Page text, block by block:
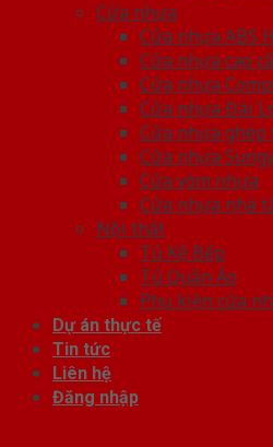
Cửa nhựa
Cửa nhựa ABS
Cửa nhựa cao
Cửa nhựa
Cửa nhựa Đài
Cửa nhựa ghép
Cửa nhựa
Cửa vòm nhựa
Cửa nhựa nhà
Nội thất
Tủ Kệ Bếp
Tủ Quần Áo
Phụ kiện cửa
Dự án thực tế
Tin tức
Liên hệ
Đăng nhập